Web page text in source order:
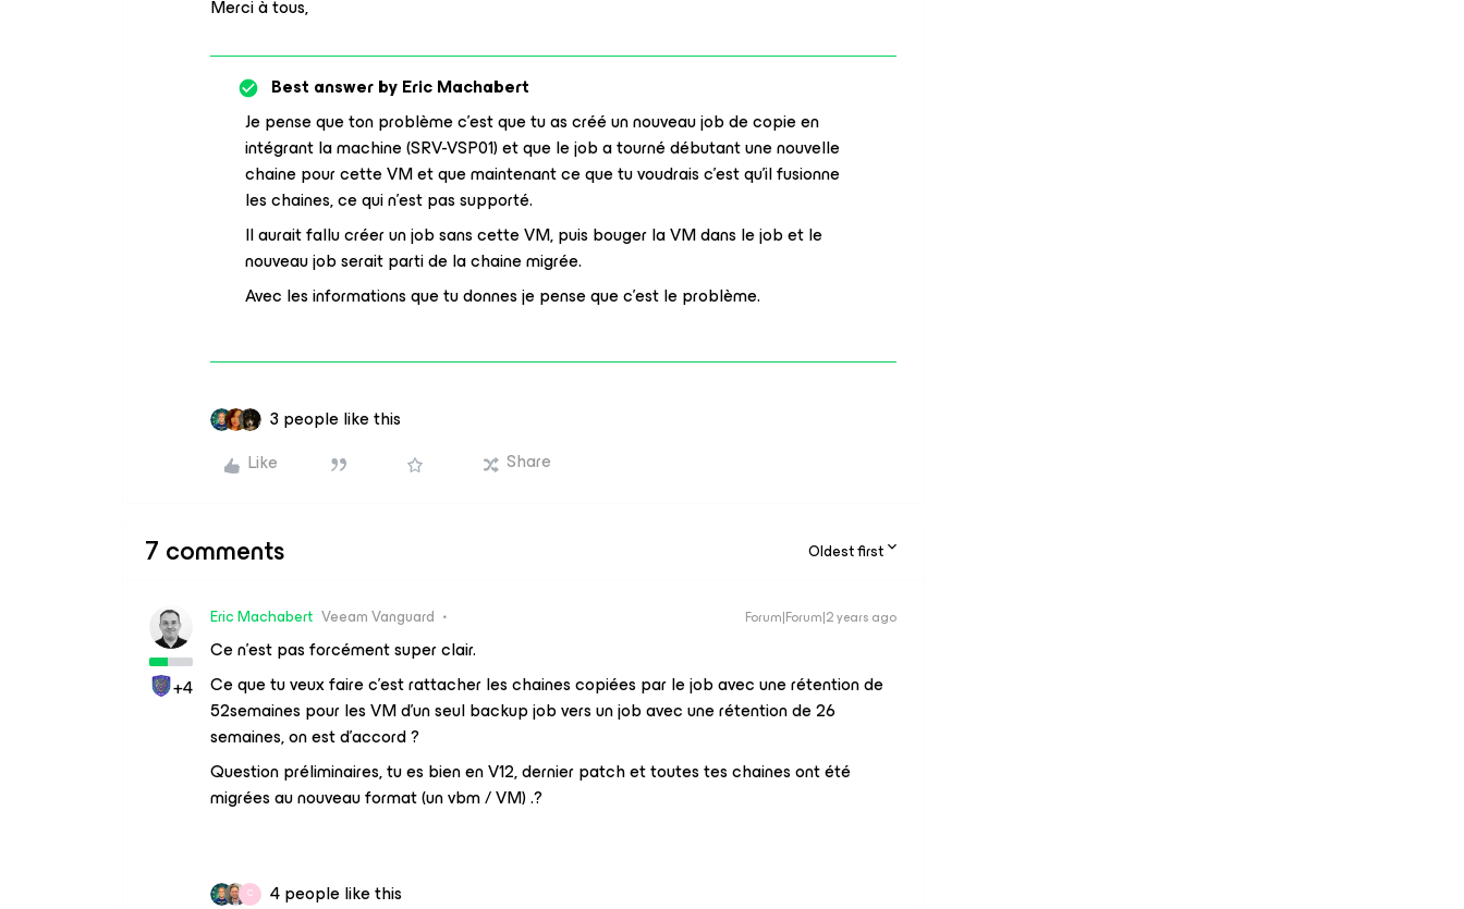
Merci à tous,
Best answer byEric Machabert
Je pense que ton problème c’est que tu as créé un nouveau job de copie en
intégrant la machine (SRV-VSP01) et que le job a tourné débutant une nouvelle
chaine pour cette VM et que maintenant ce que tu voudrais c’est qu’il fusionne
les chaines, ce qui n’est pas supporté.
Il aurait fallu créer un job sans cette VM, puis bouger la VM dans le job et le
nouveau job serait parti de la chaine migrée.
Avec les informations que tu donnes je pense que c’est le problème.
3 people like this
Like
Share
7 comments Oldest first
+4
Eric Machabert Veeam Vanguard Forum|Forum|2 years ago
Ce n’est pas forcément super clair.
Ce que tu veux faire c’est rattacher les chaines copiées par le job avec une rétention de
52semaines pour les VM d’un seul backup job vers un job avec une rétention de 26
semaines, on est d’accord ?
Question préliminaires, tu es bien en V12, dernier patch et toutes tes chaines ont été
migrées au nouveau format (un vbm / VM) .?
C
4 people like this